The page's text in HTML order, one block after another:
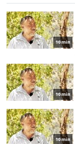
10 min
10 min
10 min